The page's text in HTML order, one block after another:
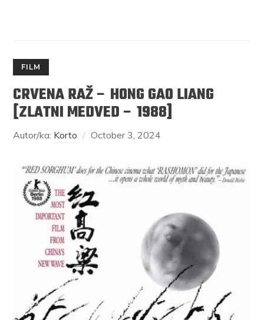
FILM
CRVENA RAŽ – HONG GAO LIANG
[ZLATNI MEDVED – 1988]
Autor/ka: Korto October 3, 2024